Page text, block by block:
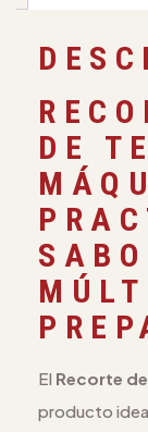
DE
El Recorte
producto